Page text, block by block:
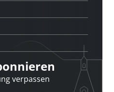
verpassen